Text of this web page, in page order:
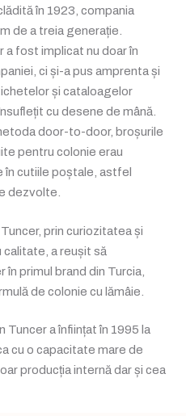
în 1923, compania
de a treia generație.
a fost implicat nu doar în
ci și-a pus amprenta și
și cataloagelor
cu desene de mână.
door-to-door, broșurile
pentru colonie erau
în cutiile poștale, astfel
dezvolte.
prin curiozitatea și
a reușit să
primul brand din Turcia,
de colonie cu lămâie.
Tuncer a înființat în 1995 la
cu o capacitate mare de
producția internă dar și cea